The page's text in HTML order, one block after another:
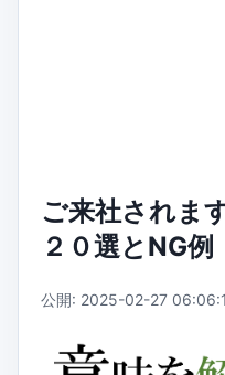
ご来社されま
２０選とNG例
公開: 2025-02-27